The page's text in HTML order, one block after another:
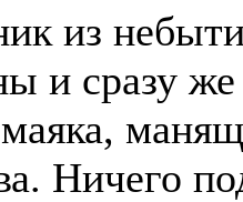
из
и сразу же
Ничего